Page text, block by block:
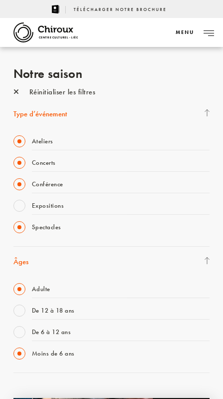
TÉLÉCHARGER NOTRE BROCHURE
CENTRE CULTUREL - LIÈGE
MENU
Notre saison
Réinitialiser les filtres
Type d’événement
Ateliers
Concerts
Conférence
Expositions
Spectacles
Âges
Adulte
De 12 à 18 ans
De 6 à 12 ans
Moins de 6 ans